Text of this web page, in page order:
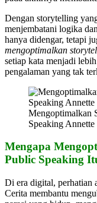
Dengan storytelling
menjembatani logika
hanya didengar, tetapi
mengoptimalkan
setiap kata menjadi
pengalaman yang tak
Mengoptimalkan
Speaking
Mengapa
Public Speaking
Di era digital, perhatian
Cerita membantu